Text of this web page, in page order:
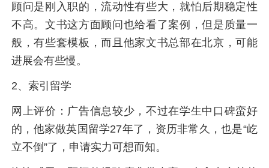
顾问是刚入职的，流动性有些大，就怕后期稳定性
不高。文书这方面顾问也给看了案例，但是质量一
般，有些套模板，而且他家文书总部在北京，可能
进展会有些慢。
2、索引留学
网上评价：广告信息较少，不过在学生中口碑蛮好
的，他家做英国留学27年了，资历非常久，也是“屹
立不倒”了，申请实力可想而知。